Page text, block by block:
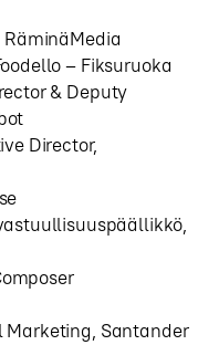
RäminäMedia
– Fiksuruoka
& Deputy
Director,
Marketing, Santander